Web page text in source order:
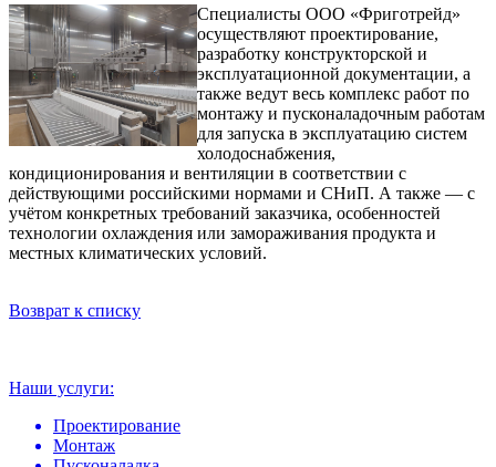
Специалисты ООО «Фриготрейд»
осуществляют проектирование,
разработку конструкторской и
эксплуатационной документации, а
также ведут весь комплекс работ по
монтажу и пусконаладочным работам
для запуска в эксплуатацию систем
холодоснабжения,
кондиционирования и вентиляции в соответствии с
действующими российскими нормами и СНиП. А также — с
учётом конкретных требований заказчика, особенностей
технологии охлаждения или замораживания продукта и
местных климатических условий.
Возврат к списку
Наши услуги:
Проектирование
Монтаж